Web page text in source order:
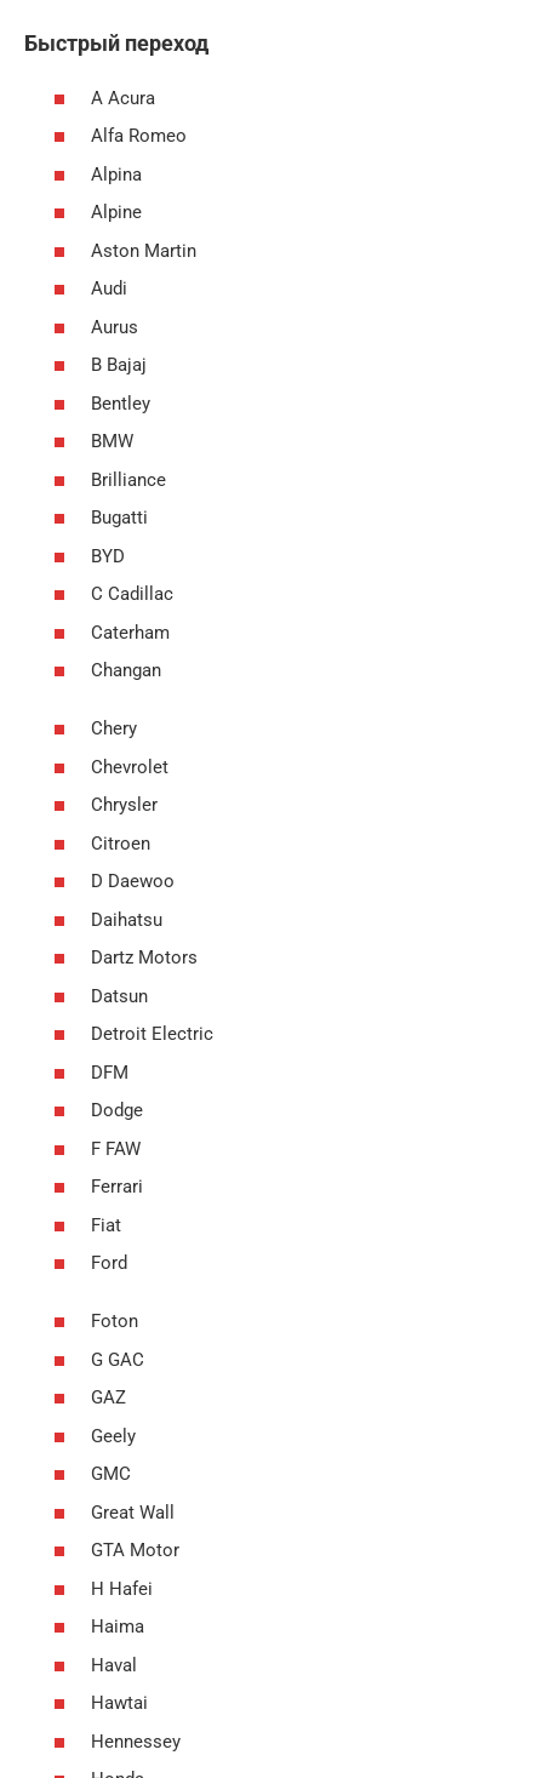
Быстрый переход
A Acura
Alfa Romeo
Alpina
Alpine
Aston Martin
Audi
Aurus
B Bajaj
Bentley
BMW
Brilliance
Bugatti
BYD
C Cadillac
Caterham
Changan
Chery
Chevrolet
Chrysler
Citroen
D Daewoo
Daihatsu
Dartz Motors
Datsun
Detroit Electric
DFM
Dodge
F FAW
Ferrari
Fiat
Ford
Foton
G GAC
GAZ
Geely
GMC
Great Wall
GTA Motor
H Hafei
Haima
Haval
Hawtai
Hennessey